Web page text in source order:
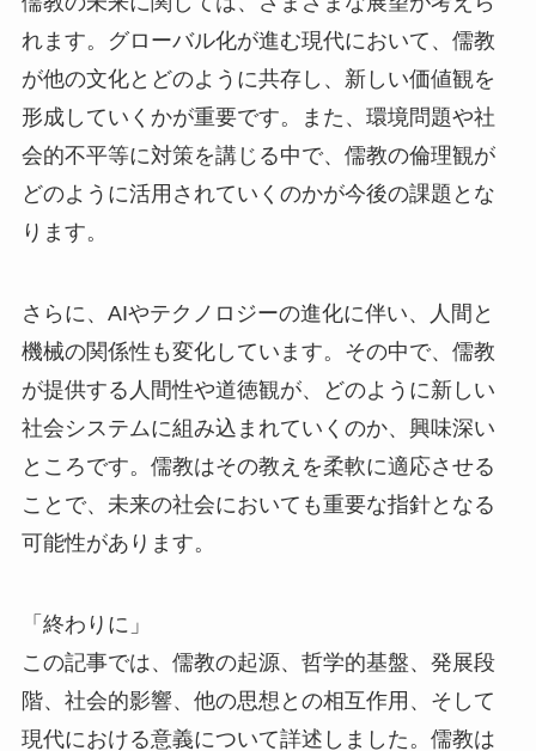
れます。グローバル化が進む現代において、儒教
が他の文化とどのように共存し、新しい価値観を
形成していくかが重要です。また、環境問題や社
会的不平等に対策を講じる中で、儒教の倫理観が
どのように活用されていくのかが今後の課題とな
ります。
さらに、AIやテクノロジーの進化に伴い、人間と
機械の関係性も変化しています。その中で、儒教
が提供する人間性や道徳観が、どのように新しい
社会システムに組み込まれていくのか、興味深い
ところです。儒教はその教えを柔軟に適応させる
ことで、未来の社会においても重要な指針となる
可能性があります。
「終わりに」
この記事では、儒教の起源、哲学的基盤、発展段
階、社会的影響、他の思想との相互作用、そして
現代における意義について詳述しました。儒教は